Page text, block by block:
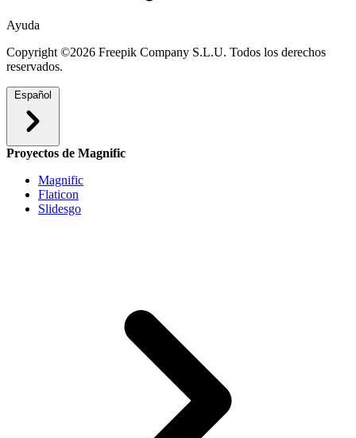
Ayuda
Copyright ©2026 Freepik Company S.L.U. Todos los derechos
reservados.
Español
Proyectos de Magnific
Magnific
Flaticon
Slidesgo